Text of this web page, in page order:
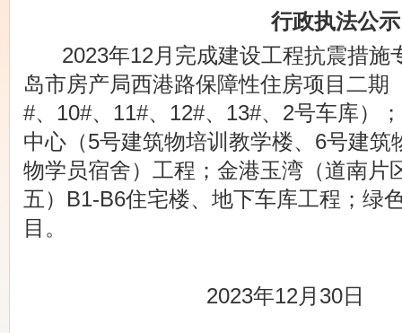
行政执法公示
2023年12月完成建设工程抗震措施
岛市房产局西港路保障性住房项目二期
#、10#、11#、12#、13#、2号车库）
；
中心（5号建筑物培训教学楼、6号建筑
物学员宿舍）工程 ； 金港玉湾（道南片
五） B1-B6住宅楼、地下车库工程 ；绿
目。
2023年12月30日